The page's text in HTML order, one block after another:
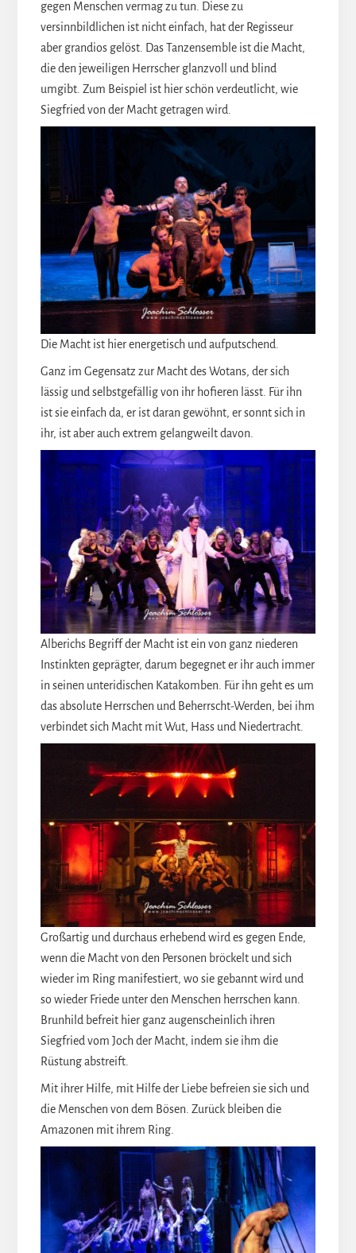
gegen Menschen vermag zu tun. Diese zu
versinnbildlichen ist nicht einfach, hat der Regisseur
aber grandios gelöst. Das Tanzensemble ist die Macht,
die den jeweiligen Herrscher glanzvoll und blind
umgibt. Zum Beispiel ist hier schön verdeutlicht, wie
Siegfried von der Macht getragen wird.
Die Macht ist hier energetisch und aufputschend.
Ganz im Gegensatz zur Macht des Wotans, der sich
lässig und selbstgefällig von ihr hofieren lässt. Für ihn
ist sie einfach da, er ist daran gewöhnt, er sonnt sich in
ihr, ist aber auch extrem gelangweilt davon.
Alberichs Begriff der Macht ist ein von ganz niederen
Instinkten geprägter, darum begegnet er ihr auch immer
in seinen unteridischen Katakomben. Für ihn geht es um
das absolute Herrschen und Beherrscht-Werden, bei ihm
verbindet sich Macht mit Wut, Hass und Niedertracht.
Großartig und durchaus erhebend wird es gegen Ende,
wenn die Macht von den Personen bröckelt und sich
wieder im Ring manifestiert, wo sie gebannt wird und
so wieder Friede unter den Menschen herrschen kann.
Brunhild befreit hier ganz augenscheinlich ihren
Siegfried vom Joch der Macht, indem sie ihm die
Rüstung abstreift.
Mit ihrer Hilfe, mit Hilfe der Liebe befreien sie sich und
die Menschen von dem Bösen. Zurück bleiben die
Amazonen mit ihrem Ring.